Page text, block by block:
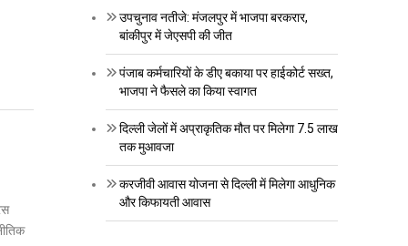
उपचुनाव नतीजे: मंजलपुर में भाजपा बरकरार,
बांकीपुर में जेएसपी की जीत
पंजाब कर्मचारियों के डीए बकाया पर हाईकोर्ट सख्त,
भाजपा ने फैसले का किया स्वागत
दिल्ली जेलों में अप्राकृतिक मौत पर मिलेगा 7.5 लाख
तक मुआवजा
करजीवी आवास योजना से दिल्ली में मिलेगा आधुनिक
और किफायती आवास